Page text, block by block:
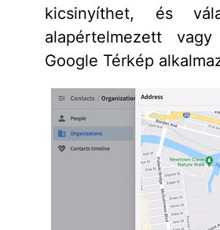
kicsinyíthet, és
alapértelmezett
Google Térkép